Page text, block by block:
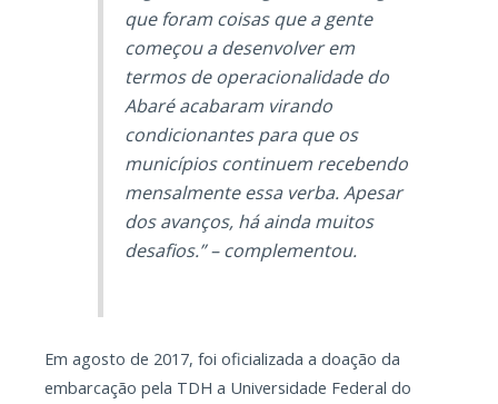
que foram coisas que a gente
começou a desenvolver em
termos de operacionalidade do
Abaré acabaram virando
condicionantes para que os
municípios continuem recebendo
mensalmente essa verba. Apesar
dos avanços, há ainda muitos
desafios.” – complementou.
Em agosto de 2017, foi oficializada a doação da
embarcação pela TDH a Universidade Federal do